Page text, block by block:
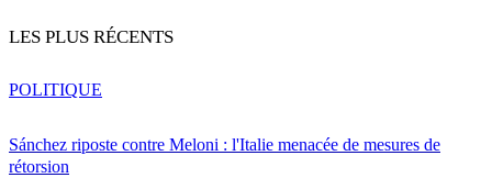
LES PLUS RÉCENTS
Sánchez riposte contre Meloni : l'Italie menacée de mesures de
rétorsion
POLITIQUE